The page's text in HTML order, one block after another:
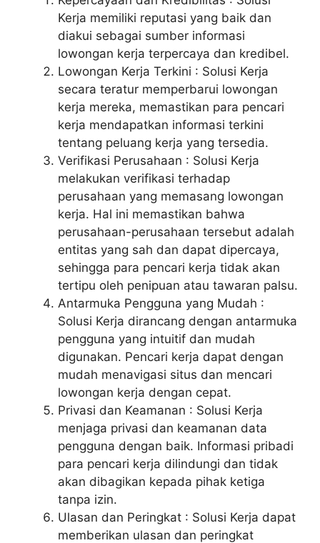
Kerja memiliki reputasi yang baik dan
diakui sebagai sumber informasi
lowongan kerja terpercaya dan kredibel.
Lowongan Kerja Terkini : Solusi Kerja
secara teratur memperbarui lowongan
kerja mereka, memastikan para pencari
kerja mendapatkan informasi terkini
tentang peluang kerja yang tersedia.
Verifikasi Perusahaan : Solusi Kerja
melakukan verifikasi terhadap
perusahaan yang memasang lowongan
kerja. Hal ini memastikan bahwa
perusahaan-perusahaan tersebut adalah
entitas yang sah dan dapat dipercaya,
sehingga para pencari kerja tidak akan
tertipu oleh penipuan atau tawaran palsu.
Antarmuka Pengguna yang Mudah :
Solusi Kerja dirancang dengan antarmuka
pengguna yang intuitif dan mudah
digunakan. Pencari kerja dapat dengan
mudah menavigasi situs dan mencari
lowongan kerja dengan cepat.
Privasi dan Keamanan : Solusi Kerja
menjaga privasi dan keamanan data
pengguna dengan baik. Informasi pribadi
para pencari kerja dilindungi dan tidak
akan dibagikan kepada pihak ketiga
tanpa izin.
Ulasan dan Peringkat : Solusi Kerja dapat
memberikan ulasan dan peringkat